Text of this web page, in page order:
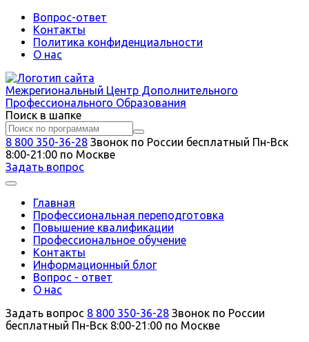
Вопрос-ответ
Контакты
Политика конфиденциальности
О нас
Межрегиональный Центр Дополнительного
Профессионального Образования
Поиск в шапке
8 800 350-36-28 Звонок по России бесплатный Пн-Вск
8:00-21:00 по Москве
Задать вопрос
Главная
Профессиональная переподготовка
Повышение квалификации
Профессиональное обучение
Контакты
Информационный блог
Вопрос - ответ
О нас
Задать вопрос 8 800 350-36-28 Звонок по России
бесплатный Пн-Вск 8:00-21:00 по Москве